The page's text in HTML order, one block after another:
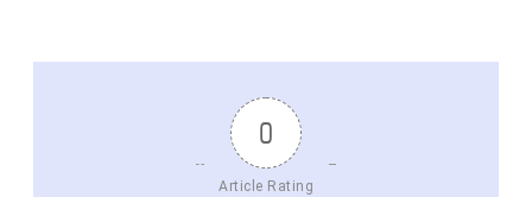
0
Article Rating